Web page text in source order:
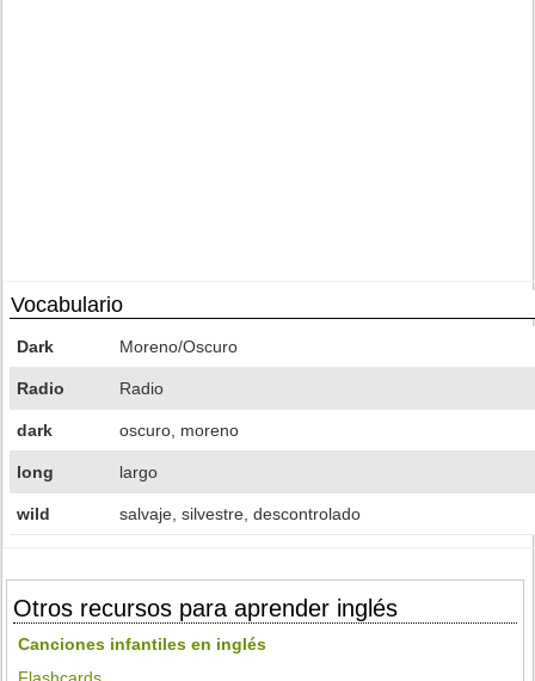
Vocabulario
Dark Moreno/Oscuro
Radio Radio
dark oscuro, moreno
long largo
wild salvaje, silvestre, descontrolado
Otros recursos para aprender inglés
Canciones infantiles en inglés